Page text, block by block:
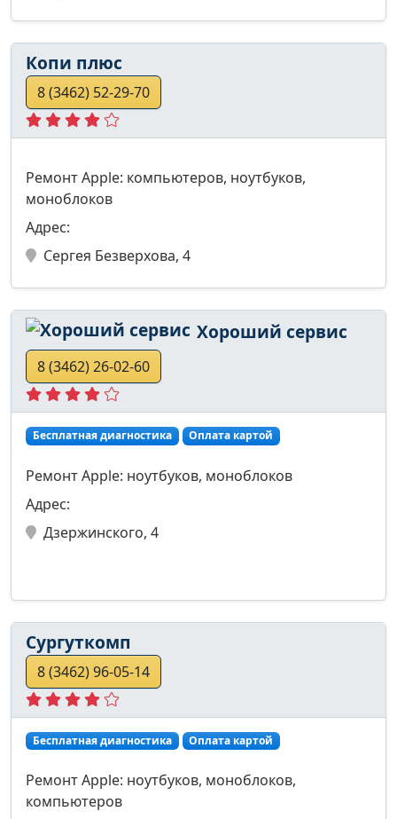
Копи плюс
8 (3462) 52-29-70
Ремонт Apple: компьютеров, ноутбуков,
моноблоков
Адрес:
Сергея Безверхова, 4
Хороший сервис
8 (3462) 26-02-60
Бесплатная диагностика Оплата картой
Ремонт Apple: ноутбуков, моноблоков
Адрес:
Дзержинского, 4
Сургуткомп
8 (3462) 96-05-14
Бесплатная диагностика Оплата картой
Ремонт Apple: ноутбуков, моноблоков,
компьютеров